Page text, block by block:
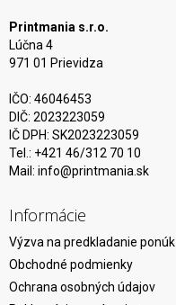
Printmania s.r.o.
Lúčna 4
971 01 Prievidza
IČO: 46046453
DIČ: 2023223059
IČ DPH: SK2023223059
Tel.: +421 46/312 70 10
Mail: info@printmania.sk
Informácie
Výzva na predkladanie ponúk
Obchodné podmienky
Ochrana osobných údajov